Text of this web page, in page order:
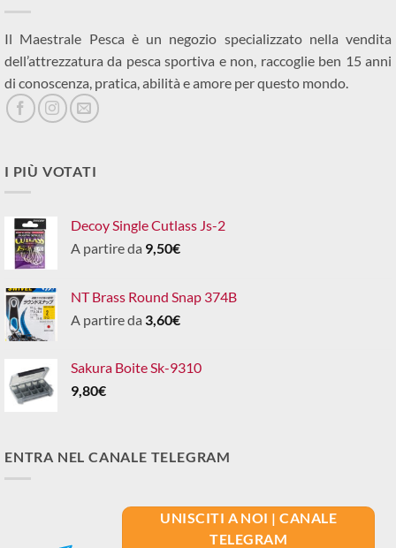
Il Maestrale Pesca è un negozio specializzato nella vendita
dell’attrezzatura da pesca sportiva e non, raccoglie ben 15 anni
di conoscenza, pratica, abilità e amore per questo mondo.
I PIÙ VOTATI
Decoy Single Cutlass Js-2
A partire da 9,50€
NT Brass Round Snap 374B
A partire da 3,60€
Sakura Boite Sk-9310
9,80€
ENTRA NEL CANALE TELEGRAM
UNISCITI A NOI | CANALE
TELEGRAM